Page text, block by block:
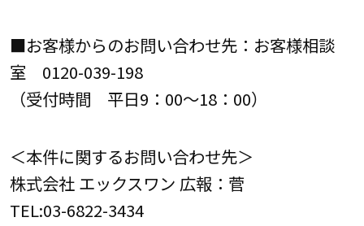
■お客様からのお問い合わせ先：お客様相談
室 0120-039-198
（受付時間 平日9：00～18：00）
＜本件に関するお問い合わせ先＞
株式会社 エックスワン 広報：菅
TEL:03-6822-3434